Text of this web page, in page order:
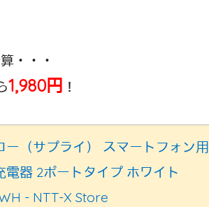
・・・
1,980円 ！
ー（サプライ） スマートフォン用
電器 2ポートタイプ ホワイト
- NTT-X Store